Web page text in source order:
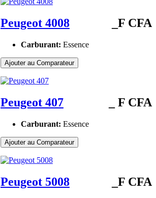
Peugeot 4008 _F CFA
Carburant: Essence
Ajouter au Comparateur
Peugeot 407 _ F CFA
Carburant: Essence
Ajouter au Comparateur
Peugeot 5008 _F CFA